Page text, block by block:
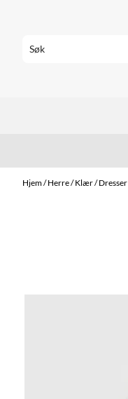
Hjem/Herre/Klær/Dresser